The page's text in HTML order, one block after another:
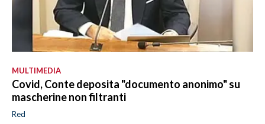
MULTIMEDIA
Covid, Conte deposita "documento anonimo" su
mascherine non filtranti
Red